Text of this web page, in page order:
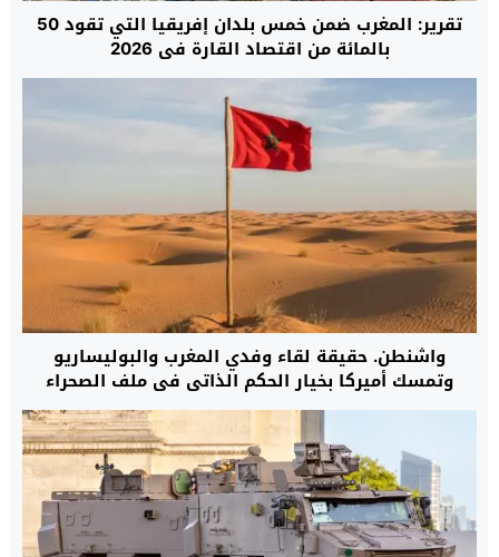
تقرير: المغرب ضمن خمس بلدان إفريقيا التي تقود 50
بالمائة من اقتصاد القارة في 2026
واشنطن. حقيقة لقاء وفدي المغرب والبوليساريو
وتمسك أميركا بخيار الحكم الذاتي في ملف الصحراء